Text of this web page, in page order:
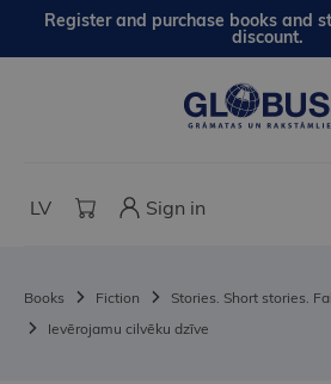
Register and purchase books and
discount.
LV Sign in
Books Fiction
Stories. Short stories.
Ievērojamu cilvēku dzīve